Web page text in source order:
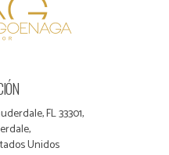
FL 33301,
Unidos